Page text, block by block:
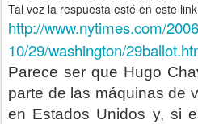
Tal vez la respuesta esté en este
http://www.nytimes.com/
10/29/washington/29ballot.
Parece ser que Hugo
parte de las máquinas de
en Estados Unidos y, si